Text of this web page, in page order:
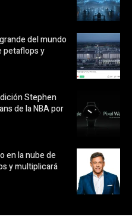
del mundo
petaflops y
Stephen
de la NBA por
en la nube de
y multiplicará